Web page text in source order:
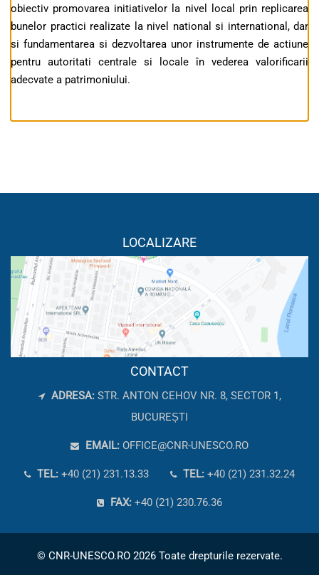
obiectiv promovarea initiativelor la nivel local prin replicarea
bunelor practici realizate la nivel national si international, dar
si fundamentarea si dezvoltarea unor instrumente de actiune
pentru autoritati centrale si locale în vederea valorificarii
adecvate a patrimoniului.
LOCALIZARE
CONTACT
ADRESA: STR. ANTON CEHOV NR. 8, SECTOR 1,
BUCUREȘTI
EMAIL: OFFICE@CNR-UNESCO.RO
TEL: +40 (21) 231.13.33 TEL: +40 (21) 231.32.24
FAX: +40 (21) 230.76.36
© CNR-UNESCO.RO 2026 Toate drepturile rezervate.